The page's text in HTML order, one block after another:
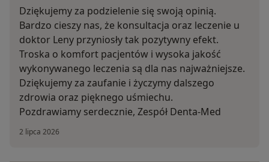
Dziękujemy za podzielenie się swoją opinią.
Bardzo cieszy nas, że konsultacja oraz leczenie u
doktor Leny przyniosły tak pozytywny efekt.
Troska o komfort pacjentów i wysoka jakość
wykonywanego leczenia są dla nas najważniejsze.
Dziękujemy za zaufanie i życzymy dalszego
zdrowia oraz pięknego uśmiechu.
Pozdrawiamy serdecznie, Zespół Denta-Med
2 lipca 2026